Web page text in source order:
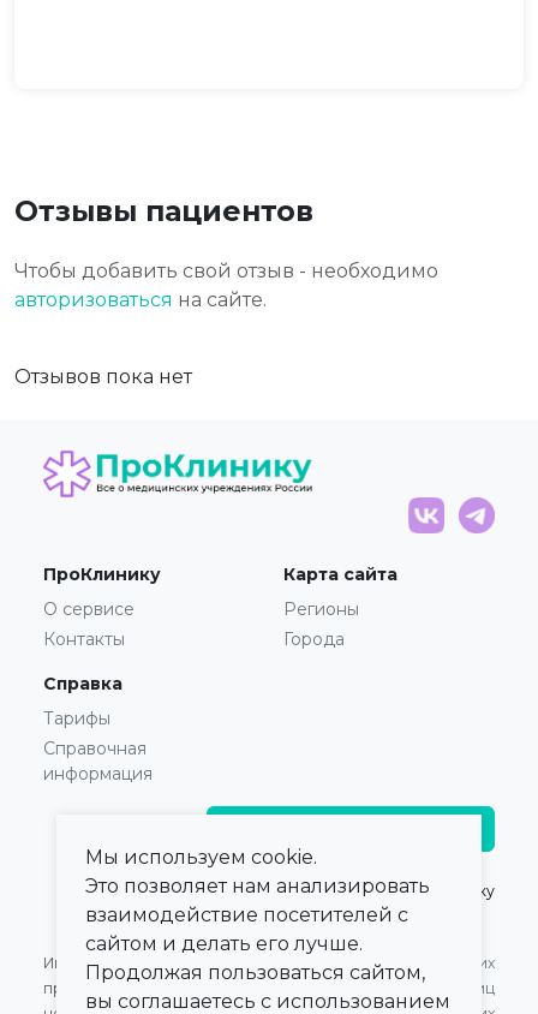
Отзывы пациентов
Чтобы добавить свой отзыв - необходимо
авторизоваться на сайте.
Отзывов пока нет
ПроКлинику
О сервисе
Контакты
Карта сайта
Регионы
Города
Справка
Тарифы
Справочная
информация
© 2021 — 2026,ПроКлинику
Информация,
представленная на сайте,
Оферта для Юридических
лиц
Мы используем cookie.
Это позволяет нам анализировать
взаимодействие посетителей с
сайтом и делать его лучше.
Продолжая пользоваться сайтом,
вы соглашаетесь с использованием